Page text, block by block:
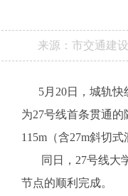
来源： 市交通建
5月20日，城轨快
为27号线首条贯通
115m（含27m斜切
同日，27号线大
节点的顺利完成。